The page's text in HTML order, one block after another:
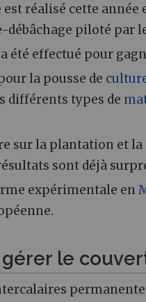
est réalisé cette année
débâchage piloté par
été effectué pour
la pousse de
différents types de
sur la plantation et la
sont déjà
expérimentale en
le